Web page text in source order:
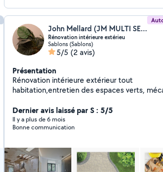
John Mellard (JM MULTI SERVICES)
Rénovation intérieure extérieu
Sablons (Sablons)
5/5 (2 avis)
Présentation
Rénovation intérieure extérieur tout
habitation,entretien des espaces verts,
Dernier avis laissé par S : 5/5
Il y a plus de 6 mois
Bonne communication